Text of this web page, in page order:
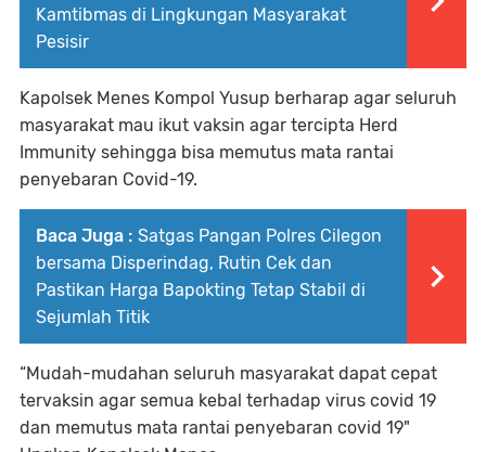
Kamtibmas di Lingkungan Masyarakat
Pesisir
Kapolsek Menes Kompol Yusup berharap agar seluruh
masyarakat mau ikut vaksin agar tercipta Herd
Immunity sehingga bisa memutus mata rantai
penyebaran Covid-19.
Baca Juga : Satgas Pangan Polres Cilegon
bersama Disperindag, Rutin Cek dan
Pastikan Harga Bapokting Tetap Stabil di
Sejumlah Titik
“Mudah-mudahan seluruh masyarakat dapat cepat
tervaksin agar semua kebal terhadap virus covid 19
dan memutus mata rantai penyebaran covid 19"